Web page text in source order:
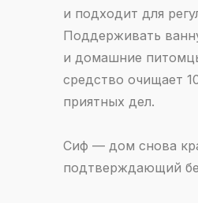
и подходит для
Поддерживать
и домашние
средство очищает
приятных дел.
Сиф — дом снова
подтверждающий